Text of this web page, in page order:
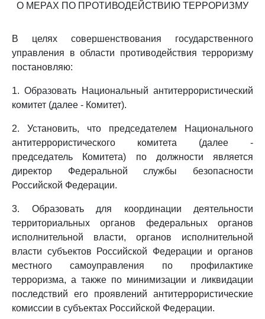
О МЕРАХ ПО ПРОТИВОДЕЙСТВИЮ ТЕРРОРИЗМУ
В целях совершенствования государственного
управления в области противодействия терроризму
постановляю:
1. Образовать Национальный антитеррористический
комитет (далее - Комитет).
2. Установить, что председателем Национального
антитеррористического комитета (далее -
председатель Комитета) по должности является
директор Федеральной службы безопасности
Российской Федерации.
3. Образовать для координации деятельности
территориальных органов федеральных органов
исполнительной власти, органов исполнительной
власти субъектов Российской Федерации и органов
местного самоуправления по профилактике
терроризма, а также по минимизации и ликвидации
последствий его проявлений антитеррористические
комиссии в субъектах Российской Федерации.